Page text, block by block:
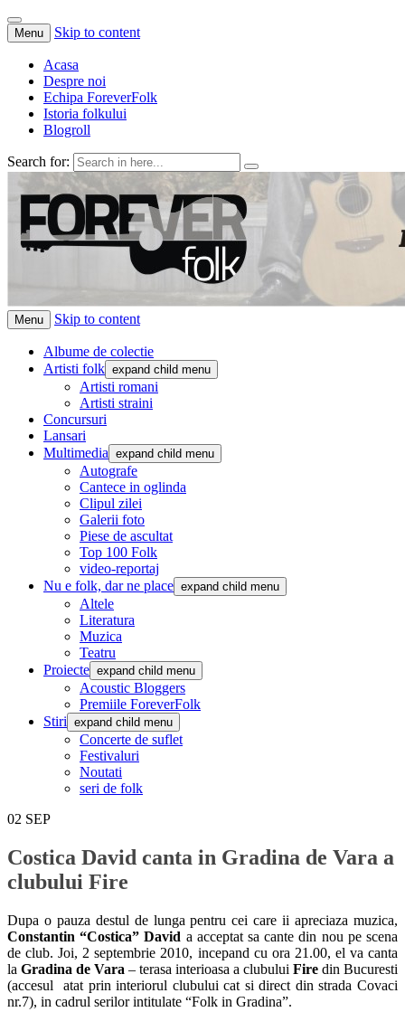
Menu Skip to content
Acasa
Despre noi
Echipa ForeverFolk
Istoria folkului
Blogroll
Search for:
ForeverFolk
Muzica sufletului tau
Menu Skip to content
Albume de colectie
Artisti folk expand child menu
Artisti romani
Artisti straini
Concursuri
Lansari
Multimedia expand child menu
Autografe
Cantece in oglinda
Clipul zilei
Galerii foto
Piese de ascultat
Top 100 Folk
video-reportaj
Nu e folk, dar ne place expand child menu
Altele
Literatura
Muzica
Teatru
Proiecte expand child menu
Acoustic Bloggers
Premiile ForeverFolk
Stiri expand child menu
Concerte de suflet
Festivaluri
Noutati
seri de folk
02 SEP
Costica David canta in Gradina de Vara a
clubului Fire
Dupa o pauza destul de lunga pentru cei care ii apreciaza muzica,
Constantin “Costica” David a acceptat sa cante din nou pe scena
de club. Joi, 2 septembrie 2010, incepand cu ora 21.00, el va canta
la Gradina de Vara – terasa interioasa a clubului Fire din Bucuresti
(accesul atat prin interiorul clubului cat si direct din strada Covaci
nr.7), in cadrul serilor intitulate “Folk in Gradina”.